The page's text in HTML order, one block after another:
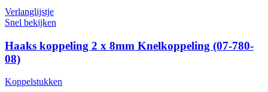
Verlanglijstje
Snel bekijken
Haaks koppeling 2 x 8mm Knelkoppeling (07-780-
08)
Koppelstukken